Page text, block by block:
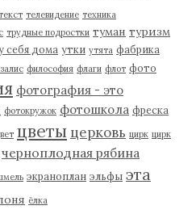
телевидение техника
трудные подростки туман туризм
себя дома утки утята фабрика
философия флаги флот фото
фотография - это
фотокружок фотошкола фреска
цветы церковь цирк цирк
черноплодная рябина
экраноплан эльфы эта
ёлка